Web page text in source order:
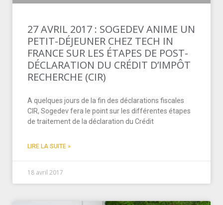
27 AVRIL 2017 : SOGEDEV ANIME UN
PETIT-DÉJEUNER CHEZ TECH IN
FRANCE SUR LES ÉTAPES DE POST-
DÉCLARATION DU CRÉDIT D’IMPÔT
RECHERCHE (CIR)
A quelques jours de la fin des déclarations fiscales
CIR, Sogedev fera le point sur les différentes étapes
de traitement de la déclaration du Crédit
LIRE LA SUITE »
18 avril 2017